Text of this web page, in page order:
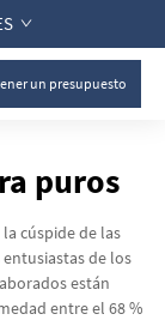
un presupuesto
puros
cúspide de las
de los
están
entre el 68 %